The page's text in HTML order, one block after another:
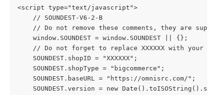
<script type="text/javascript">
// SOUNDEST-V6-2-B
// Do not remove these comments, they are
window.SOUNDEST = window.SOUNDEST || {};
// Do not forget to replace XXXXXX with your
SOUNDEST.shopID = "XXXXXX";
SOUNDEST.shopType = "bigcommerce";
SOUNDEST.baseURL = "https://omnisrc.com/";
SOUNDEST.version = new